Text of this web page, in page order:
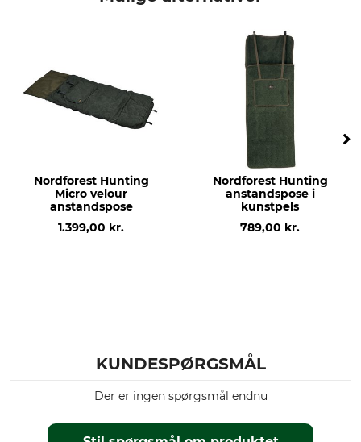
Må ikke bleges
Tørring
Tør ikke i tørretumbleren
Strygning op til 110 °C
Professionel tekstilpleje
Nordforest Hunting
Micro velour
anstandspose
1.399,00 kr.
Nordforest Hunting
anstandspose i
kunstpels
789,00 kr.
KUNDESPØRGSMÅL
Der er ingen spørgsmål endnu